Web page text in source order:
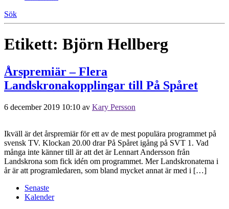
Sök
Etikett: Björn Hellberg
Årspremiär – Flera
Landskronakopplingar till På Spåret
6 december 2019 10:10 av Kary Persson
Ikväll är det årspremiär för ett av de mest populära programmet på
svensk TV. Klockan 20.00 drar På Spåret igång på SVT 1. Vad
många inte känner till är att det är Lennart Andersson från
Landskrona som fick idén om programmet. Mer Landskronatema i
år är att programledaren, som bland mycket annat är med i […]
Senaste
Kalender